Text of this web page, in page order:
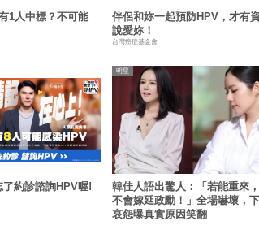
1人中標？不可能
伴侶和妳一起預防HPV，才有
說愛妳！
台灣癌症基金會
約診諮詢HPV喔!
韓佳人語出驚人：「若能重來
不會嫁延政勳！」全場嚇壞，
哀怨曝真實原因笑翻
明星